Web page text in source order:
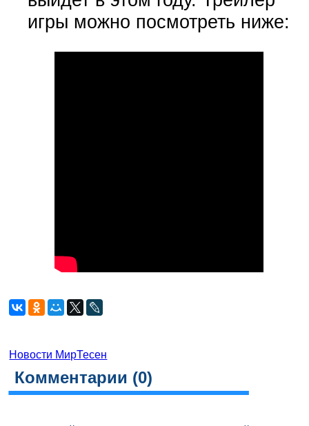
игры можно посмотреть ниже:
Новости МирТесен
Комментарии (0)